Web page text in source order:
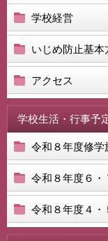
学校経営
いじめ防止基本
アクセス
学校生活・行事予
令和８年度修学
令和８年度６
令和８年度４